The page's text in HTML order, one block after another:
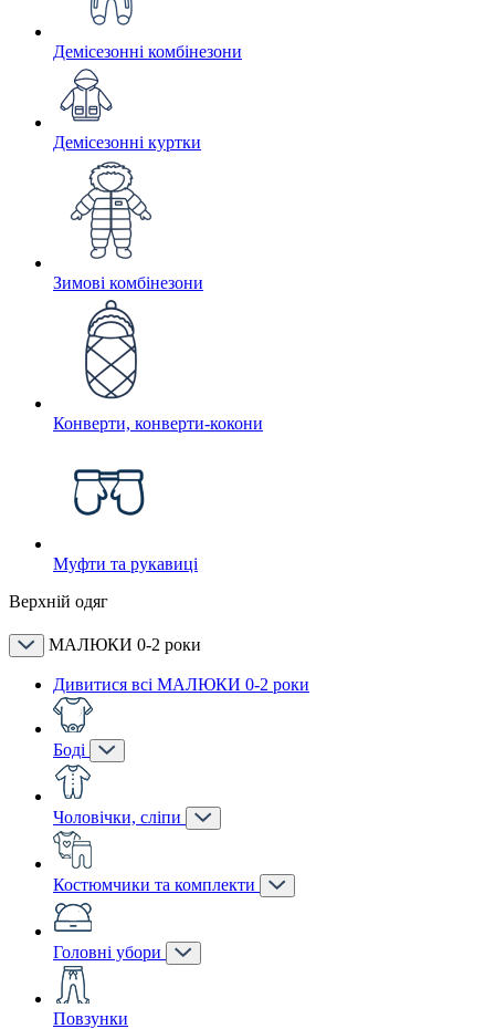
Демісезонні комбінезони
Демісезонні куртки
Зимові комбінезони
Конверти, конверти-кокони
Муфти та рукавиці
Верхній одяг
МАЛЮКИ 0-2 роки
Дивитися всі МАЛЮКИ 0-2 роки
Боді
Чоловічки, сліпи
Костюмчики та комплекти
Головні убори
Повзунки